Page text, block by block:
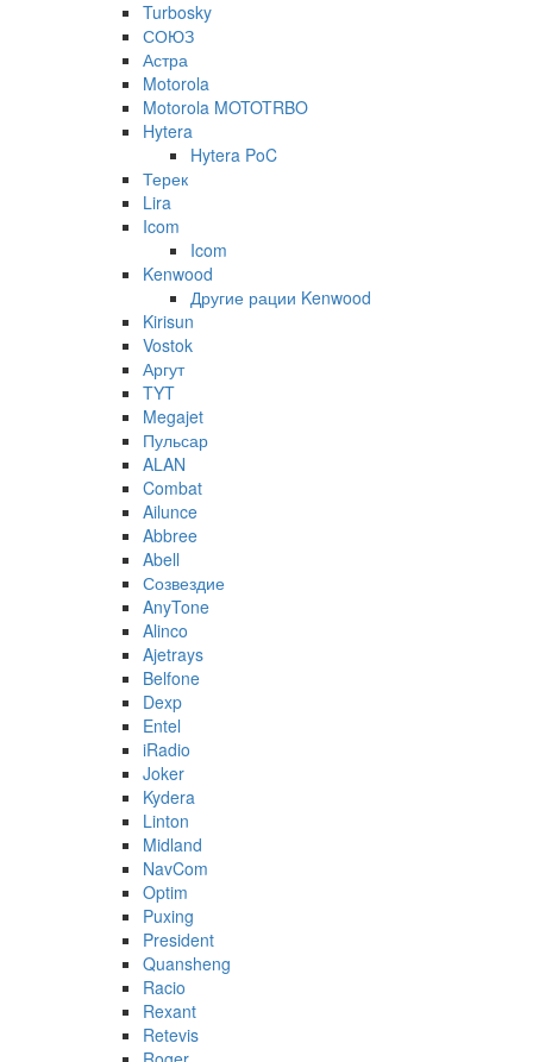
Turbosky
СОЮЗ
Астра
Motorola
Motorola MOTOTRBO
Hytera
Hytera PoC
Терек
Lira
Icom
Icom
Kenwood
Другие рации Kenwood
Kirisun
Vostok
Аргут
TYT
Megajet
Пульсар
ALAN
Combat
Ailunce
Abbree
Abell
Созвездие
AnyTone
Alinco
Ajetrays
Belfone
Dexp
Entel
iRadio
Joker
Kydera
Linton
Midland
NavCom
Optim
Puxing
President
Quansheng
Racio
Rexant
Retevis